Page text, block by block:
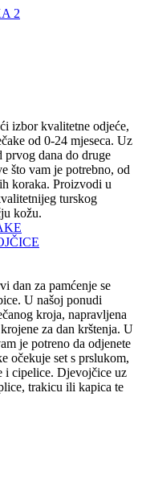
izbor kvalitetne odjeće,
od 0-24 mjeseca. Uz
prvog dana do druge
što vam je potrebno, od
koraka. Proizvodi u
turskog
kožu.
dan za pamćenje se
U našoj ponudi
kroja, napravljena
za dan krštenja. U
je potreno da odjenete
očekuje set s prslukom,
i cipelice. Djevojčice uz
trakicu ili kapica te